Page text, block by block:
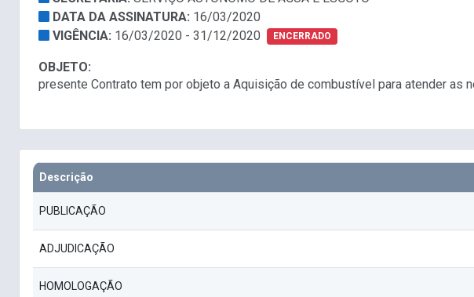
DATA DA ASSINATURA: 16/03/2020
VIGÊNCIA: 16/03/2020 - 31/12/2020 ENCERRADO
OBJETO:
presente Contrato tem por objeto a Aquisição de combustível para atender as
Descrição
PUBLICAÇÃO
ADJUDICAÇÃO
HOMOLOGAÇÃO